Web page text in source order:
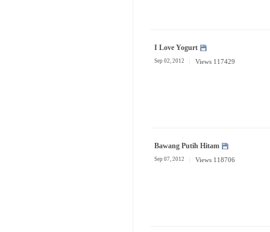
I Love Yogurt
Sep 02, 2012 Views 117429
Bawang Putih Hitam
Sep 07, 2012 Views 118706